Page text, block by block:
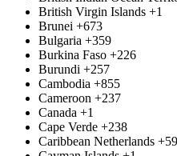
British Virgin Islands +1
Brunei +673
Bulgaria +359
Burkina Faso +226
Burundi +257
Cambodia +855
Cameroon +237
Canada +1
Cape Verde +238
Caribbean Netherlands